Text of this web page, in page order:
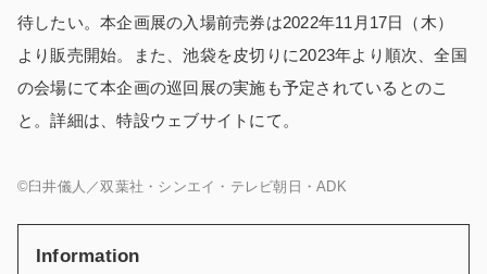
待したい。本企画展の入場前売券は2022年11月17日（木）
より販売開始。また、池袋を皮切りに2023年より順次、全国
の会場にて本企画の巡回展の実施も予定されているとのこ
と。詳細は、特設ウェブサイトにて。
©臼井儀人／双葉社・シンエイ・テレビ朝日・ADK
Information